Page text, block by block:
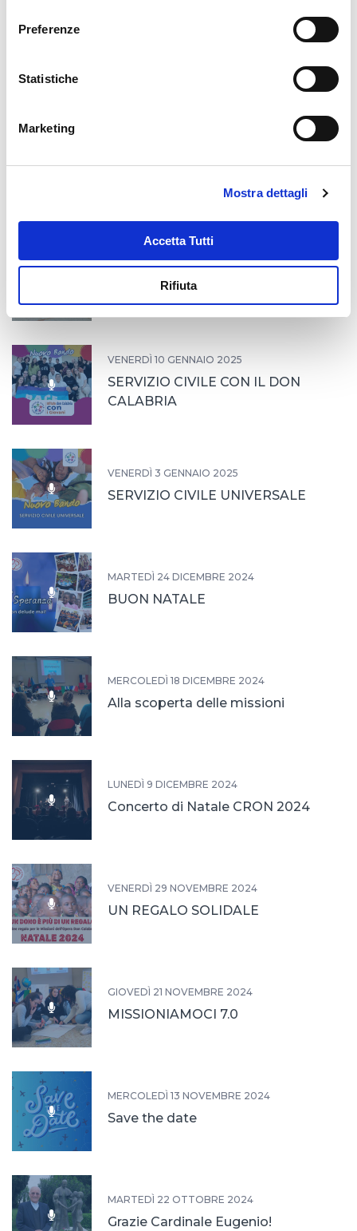
Preferenze
Statistiche
Marketing
Mostra dettagli
Accetta Tutti
Rifiuta
GIOVEDÌ 23 GENNAIO 2025
In viaggio
VENERDÌ 10 GENNAIO 2025
SERVIZIO CIVILE CON IL DON
CALABRIA
VENERDÌ 3 GENNAIO 2025
SERVIZIO CIVILE UNIVERSALE
MARTEDÌ 24 DICEMBRE 2024
BUON NATALE
MERCOLEDÌ 18 DICEMBRE 2024
Alla scoperta delle missioni
LUNEDÌ 9 DICEMBRE 2024
Concerto di Natale CRON 2024
VENERDÌ 29 NOVEMBRE 2024
UN REGALO SOLIDALE
GIOVEDÌ 21 NOVEMBRE 2024
MISSIONIAMOCI 7.0
MERCOLEDÌ 13 NOVEMBRE 2024
Save the date
MARTEDÌ 22 OTTOBRE 2024
Grazie Cardinale Eugenio!